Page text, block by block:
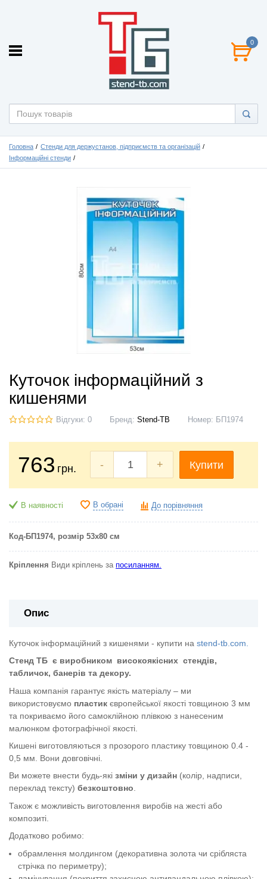
0
Головна
Стенди для держустанов, підприємств та організацій
Інформаційні стенди
Куточок інформаційний з
кишенями
Відгуки: 0 Бренд: Stend-TB Номер: БП1974
763 грн. - + Купити
В наявності В обрані До порівняння
Код-БП1974, розмір 53х80 см
Кріплення Види кріплень за посиланням.
Опис
Куточок інформаційний з кишенями - купити на stend-tb.com.
Стенд ТБ є виробником високоякісних стендів,
табличок, банерів та декору.
Наша компанія гарантує якість матеріалу – ми
використовуємо пластик європейської якості товщиною 3 мм
та покриваємо його самоклійною плівкою з нанесеним
малюнком фотографічної якості.
Кишені виготовляються з прозорого пластику товщиною 0.4 -
0,5 мм. Вони довговічні.
Ви можете внести будь-які зміни у дизайн (колір, надписи,
переклад тексту) безкоштовно.
Також є можливість виготовлення виробів на жесті або
композиті.
Додатково робимо:
обрамлення молдингом (декоративна золота чи срібляста
стрічка по периметру);